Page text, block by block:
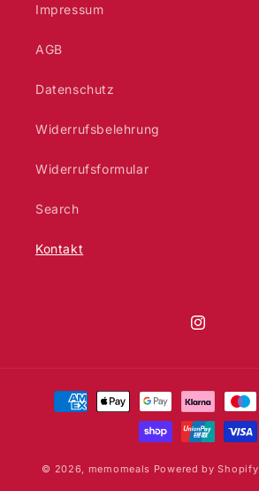
Impressum
AGB
Datenschutz
Widerrufsbelehrung
Widerrufsformular
Search
Kontakt
Instagram
Zahlungsmethoden
© 2026, memomeals Powered by Shopify